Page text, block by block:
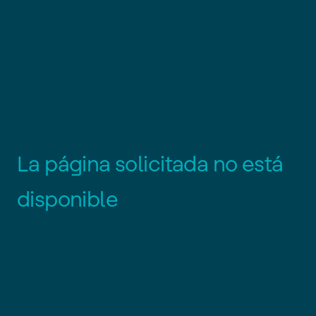
La página solicitada no está
disponible